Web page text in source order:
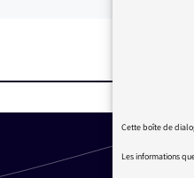
Cette boîte de
Les informations